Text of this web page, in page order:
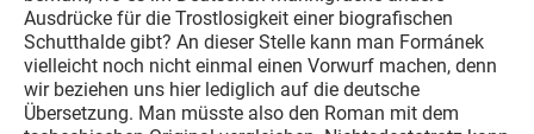
Ausdrücke für die Trostlosigkeit einer biografischen
Schutthalde gibt? An dieser Stelle kann man Formánek
vielleicht noch nicht einmal einen Vorwurf machen, denn
wir beziehen uns hier lediglich auf die deutsche
Übersetzung. Man müsste also den Roman mit dem